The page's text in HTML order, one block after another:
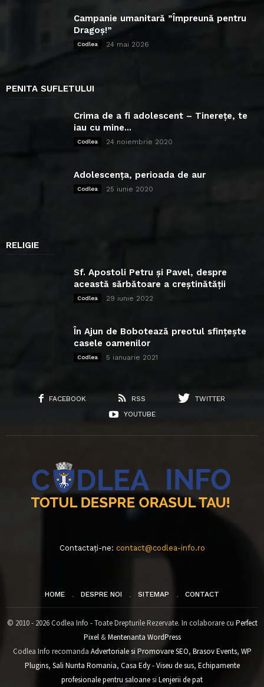
Campanie umanitară ”Împreună pentru
Dragoș!”
Codlea 24 mai 2026
PENITA SUFLETULUI
Crima de a fi adolescent – Tinerețe, te
iau cu mine...
Codlea 24 noiembrie 2020
Adolescența, perioada de aur
Codlea 25 iunie 2020
RELIGIE
Sf. Apostoli Petru și Pavel, despre
această sărbătoare a creștinătății
Codlea 29 iunie 2022
În Ajun de Bobotează preotul sfințește
casele oamenilor
Codlea 5 ianuarie 2021
FACEBOOK RSS
TWITTER
YOUTUBE
Contactați-ne: contact@codlea-info.ro
HOME DESPRE NOI SITEMAP CONTACT
© 2010 - 2026 Codlea Info - Toate Drepturile Rezervate. In colaborare cu Perfect
Pixel&Mentenanta WordPress
Codlea Info recomanda Advertoriale si Promovare SEO, Brasov Events, WP
Plugins, Sali Nunta Romania, Casa Edy - Viseu de sus, Echipamente
profesionale pentru saloanesi Lenjerii de pat